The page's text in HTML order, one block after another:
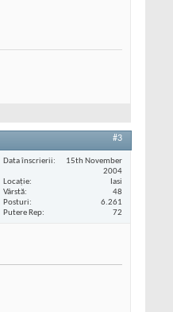
#3
Data înscrierii
15th November
2004
Locaţie
Iasi
Vârstă
48
Posturi
6.261
Putere Rep
72